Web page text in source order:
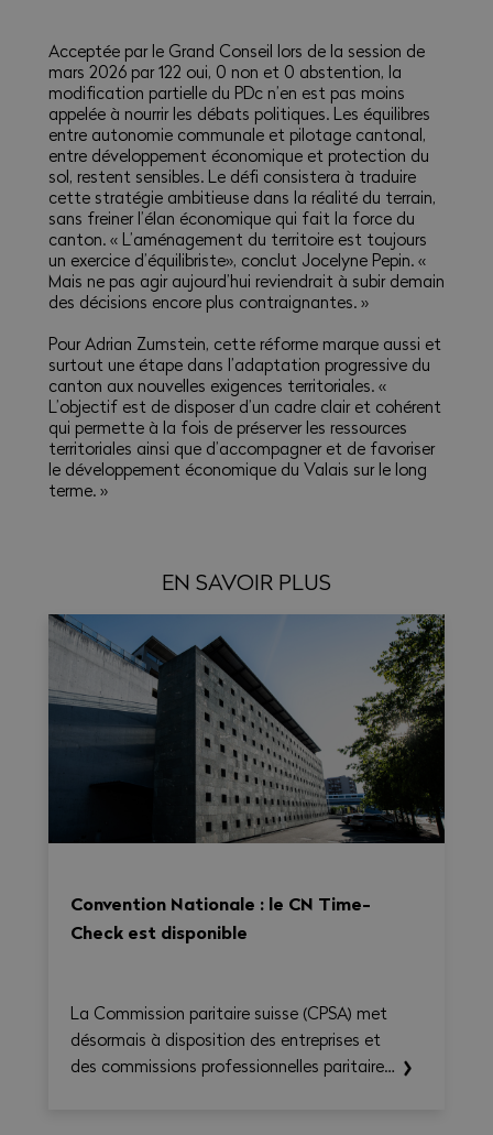
Acceptée par le Grand Conseil lors de la session de
mars 2026 par 122 oui, 0 non et 0 abstention, la
modification partielle du PDc n’en est pas moins
appelée à nourrir les débats politiques. Les équilibres
entre autonomie communale et pilotage cantonal,
entre développement économique et protection du
sol, restent sensibles. Le défi consistera à traduire
cette stratégie ambitieuse dans la réalité du terrain,
sans freiner l’élan économique qui fait la force du
canton. « L’aménagement du territoire est toujours
un exercice d’équilibriste», conclut Jocelyne Pepin. «
Mais ne pas agir aujourd’hui reviendrait à subir demain
des décisions encore plus contraignantes. »
Pour Adrian Zumstein, cette réforme marque aussi et
surtout une étape dans l’adaptation progressive du
canton aux nouvelles exigences territoriales. «
L’objectif est de disposer d’un cadre clair et cohérent
qui permette à la fois de préserver les ressources
territoriales ainsi que d’accompagner et de favoriser
le développement économique du Valais sur le long
terme. »
EN SAVOIR PLUS
Convention Nationale : le CN Time-
Check est disponible
La Commission paritaire suisse (CPSA) met
désormais à disposition des entreprises et
des commissions professionnelles paritaires